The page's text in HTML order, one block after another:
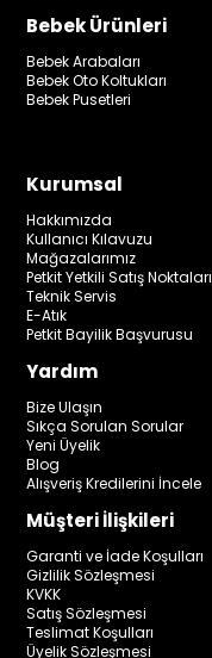
Bebek Ürünleri
Bebek Arabaları
Bebek Oto Koltukları
Bebek Pusetleri
Kurumsal
Hakkımızda
Kullanıcı Kılavuzu
Mağazalarımız
Petkit Yetkili Satış Noktaları
Teknik Servis
E-Atık
Petkit Bayilik Başvurusu
Yardım
Bize Ulaşın
Sıkça Sorulan Sorular
Yeni Üyelik
Blog
Alışveriş Kredilerini İncele
Müşteri İlişkileri
Garanti ve İade Koşulları
Gizlilik Sözleşmesi
KVKK
Satış Sözleşmesi
Teslimat Koşulları
Üyelik Sözleşmesi